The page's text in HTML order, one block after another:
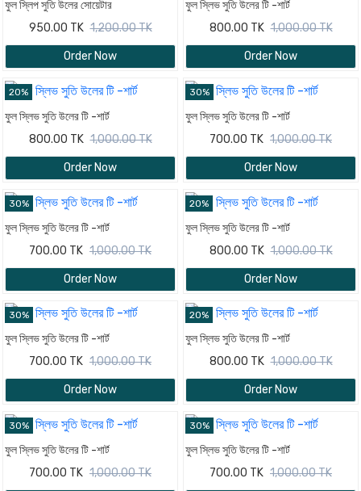
ফুল স্লিপ সুতি উলের সোয়েটার
950.00 TK 1,200.00 TK
Order Now
ফুল স্লিভ সুতি উলের টি -শার্ট
800.00 TK 1,000.00 TK
Order Now
20%
ফুল স্লিভ সুতি উলের টি -শার্ট
800.00 TK 1,000.00 TK
Order Now
30%
ফুল স্লিভ সুতি উলের টি -শার্ট
700.00 TK 1,000.00 TK
Order Now
30%
ফুল স্লিভ সুতি উলের টি -শার্ট
700.00 TK 1,000.00 TK
Order Now
20%
ফুল স্লিভ সুতি উলের টি -শার্ট
800.00 TK 1,000.00 TK
Order Now
30%
ফুল স্লিভ সুতি উলের টি -শার্ট
700.00 TK 1,000.00 TK
Order Now
20%
ফুল স্লিভ সুতি উলের টি -শার্ট
800.00 TK 1,000.00 TK
Order Now
30%
ফুল স্লিভ সুতি উলের টি -শার্ট
700.00 TK 1,000.00 TK
30%
ফুল স্লিভ সুতি উলের টি -শার্ট
700.00 TK 1,000.00 TK